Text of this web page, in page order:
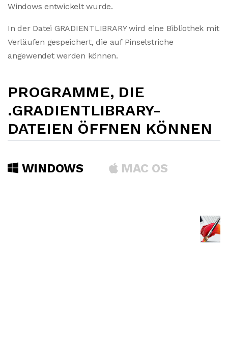
Windows entwickelt wurde.
In der Datei GRADIENTLIBRARY wird eine Bibliothek mit
Verläufen gespeichert, die auf Pinselstriche
angewendet werden können.
PROGRAMME, DIE
.GRADIENTLIBRARY-
DATEIEN ÖFFNEN KÖNNEN
WINDOWS MAC OS